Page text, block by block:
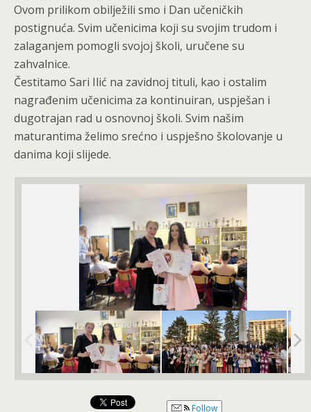
Ovom prilikom obilježili smo i Dan učeničkih
postignuća. Svim učenicima koji su svojim trudom i
zalaganjem pomogli svojoj školi, uručene su
zahvalnice.
Čestitamo Sari Ilić na zavidnoj tituli, kao i ostalim
nagrađenim učenicima za kontinuiran, uspješan i
dugotrajan rad u osnovnoj školi. Svim našim
maturantima želimo srećno i uspješno školovanje u
danima koji slijede.
Follow